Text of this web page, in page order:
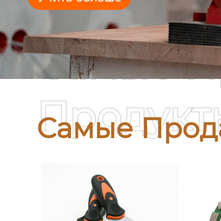
Самые
Самые